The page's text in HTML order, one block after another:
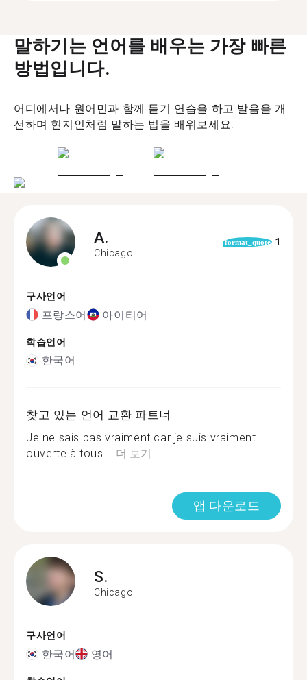
말하기는 언어를 배우는 가장 빠른
방법입니다.
어디에서나 원어민과 함께 듣기 연습을 하고 발음을 개
선하며 현지인처럼 말하는 법을 배워보세요.
A.
Chicago
format_quote 1
구사언어
프랑스어 아이티어
학습언어
한국어
찾고 있는 언어 교환 파트너
Je ne sais pas vraiment car je suis vraiment
ouverte à tous....더 보기
앱 다운로드
S.
Chicago
구사언어
한국어 영어